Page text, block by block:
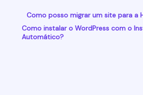
Como posso migrar um site para a
Como instalar o WordPress com o
Automático?